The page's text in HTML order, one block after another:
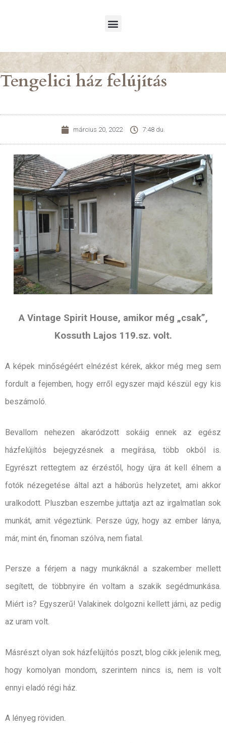
Tengelici ház felújítás
március 20, 2022 7:48 du.
A Vintage Spirit House, amikor még „csak”,
Kossuth Lajos 119.sz. volt.
A képek minőségéért elnézést kérek, akkor még meg sem
fordult a fejemben, hogy erről egyszer majd készül egy kis
beszámoló.
Bevallom nehezen akaródzott sokáig ennek az egész
házfelújítós bejegyzésnek a megírása, több okból is.
Egyrészt rettegtem az érzéstől, hogy újra át kell élnem a
fotók nézegetése által azt a háborús helyzetet, ami akkor
uralkodott. Pluszban eszembe juttatja azt az irgalmatlan sok
munkát, amit végeztünk. Persze úgy, hogy az ember lánya,
már, mint én, finoman szólva, nem fiatal.
Persze a férjem a nagy munkáknál a szakember mellett
segített, de többnyire én voltam a szakik segédmunkása.
Miért is? Egyszerű! Valakinek dolgozni kellett járni, az pedig
az uram volt.
Másrészt olyan sok házfelújítós poszt, blog cikk jelenik meg,
hogy komolyan mondom, szerintem nincs is, nem is volt
ennyi eladó régi ház.
A lényeg röviden.